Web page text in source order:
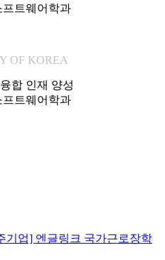
트웨어학과
OF KOREA
합 인재 양성
트웨어학과
기업] 엔글링크 국가근로장학